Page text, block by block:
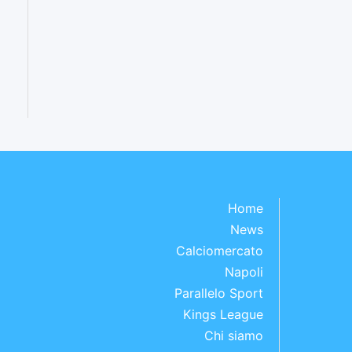
Home
News
Calciomercato
Napoli
Parallelo Sport
Kings League
Chi siamo